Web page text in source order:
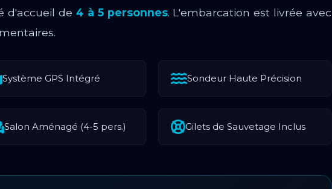
d'accueil de 4 à 5 personnes. L'embarcation est livrée avec
Système GPS Intégré Sondeur Haute Précision
Salon Aménagé (4-5 pers.) Gilets de Sauvetage Inclus